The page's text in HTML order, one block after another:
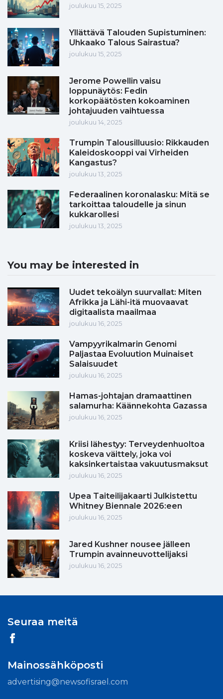
joulukuu 15, 2025
Yllättävä Talouden Supistuminen:
Uhkaako Talous Sairastua?
joulukuu 15, 2025
Jerome Powellin vaisu
loppunäytös: Fedin
korkopäätösten kokoaminen
johtajuuden vaihtuessa
joulukuu 14, 2025
Trumpin Talousilluusio: Rikkauden
Kaleidoskooppi vai Virheiden
Kangastus?
joulukuu 13, 2025
Federaalinen koronalasku: Mitä se
tarkoittaa taloudelle ja sinun
kukkarollesi
joulukuu 13, 2025
You may be interested in
Uudet tekoälyn suurvallat: Miten
Afrikka ja Lähi-itä muovaavat
digitaalista maailmaa
joulukuu 16, 2025
Vampyyrikalmarin Genomi
Paljastaa Evoluution Muinaiset
Salaisuudet
joulukuu 16, 2025
Hamas-johtajan dramaattinen
salamurha: Käännekohta Gazassa
joulukuu 16, 2025
Kriisi lähestyy: Terveydenhuoltoa
koskeva väittely, joka voi
kaksinkertaistaa vakuutusmaksut
joulukuu 16, 2025
Upea Taiteilijakaarti Julkistettu
Whitney Biennale 2026:een
joulukuu 16, 2025
Jared Kushner nousee jälleen
Trumpin avainneuvottelijaksi
joulukuu 16, 2025
Seuraa meitä
Mainossähköposti
advertising@newsofisrael.com